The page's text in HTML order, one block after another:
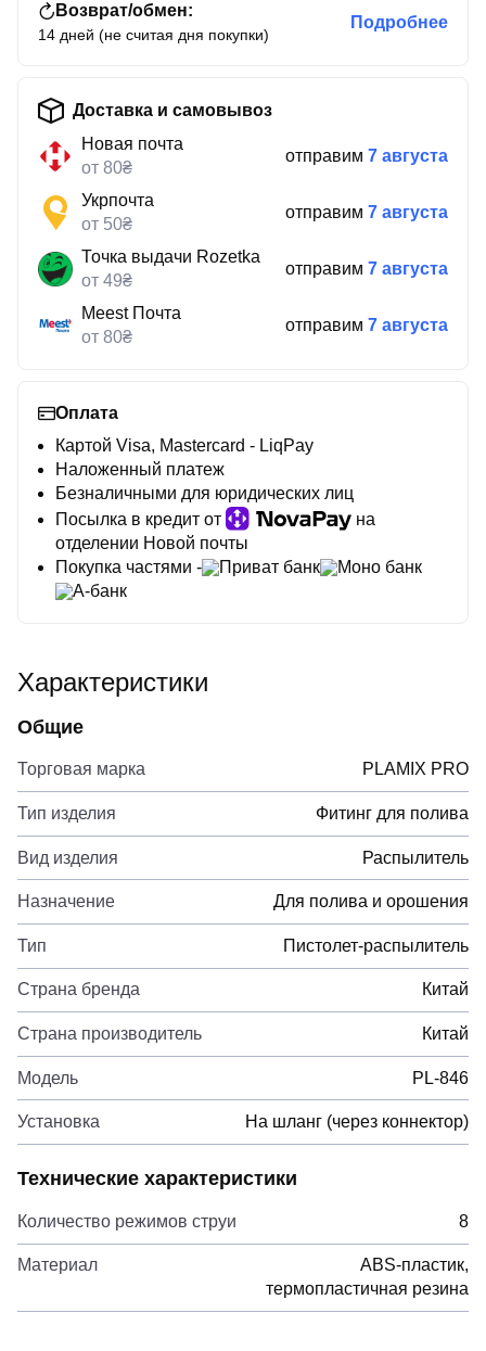
Возврат/обмен:
14 дней (не считая дня покупки)
Подробнее
Доставка и самовывоз
Новая почта
от 80₴
отправим 7 августа
Укрпочта
от 50₴
отправим 7 августа
Точка выдачи Rozetka
от 49₴
отправим 7 августа
Meest Почта
от 80₴
отправим 7 августа
Оплата
Картой Visa, Mastercard - LiqPay
Наложенный платеж
Безналичными для юридических лиц
Посылка в кредит от
на
отделении Новой почты
Покупка частями -
Приват банк
Моно банк
А-банк
Характеристики
Общие
Торговая марка PLAMIX PRO
Тип изделия Фитинг для полива
Вид изделия Распылитель
Назначение Для полива и орошения
Тип Пистолет-распылитель
Страна бренда Китай
Страна производитель Китай
Модель PL-846
Установка На шланг (через коннектор)
Технические характеристики
Количество режимов струи 8
Материал
ABS-пластик,
термопластичная резина